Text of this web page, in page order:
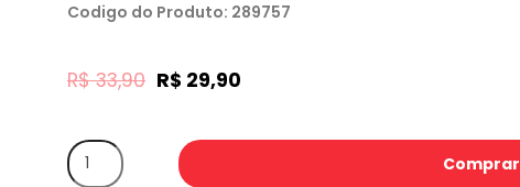
Codigo do Produto: 289757
R$33,90 R$ 29,90
Comprar